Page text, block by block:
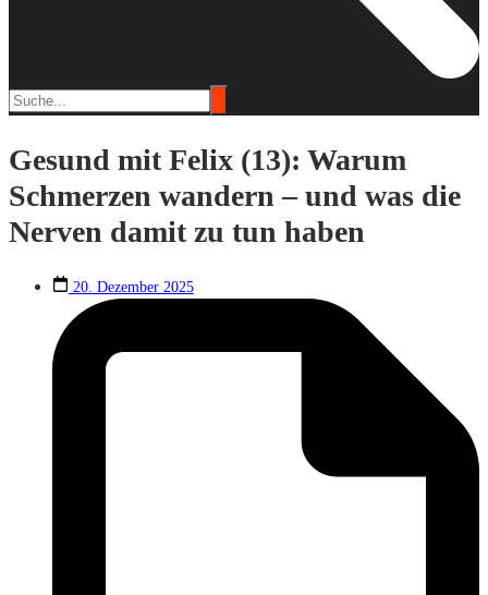
Gesund mit Felix (13): Warum
Schmerzen wandern – und was die
Nerven damit zu tun haben
20. Dezember 2025